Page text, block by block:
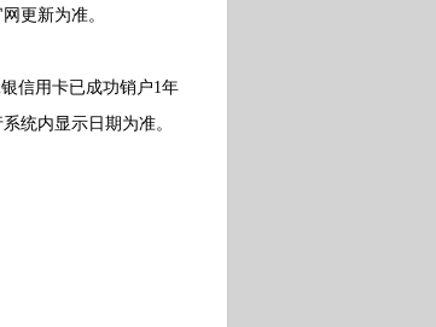
更新为准。
信用卡已成功销户1年
统内显示日期为准。